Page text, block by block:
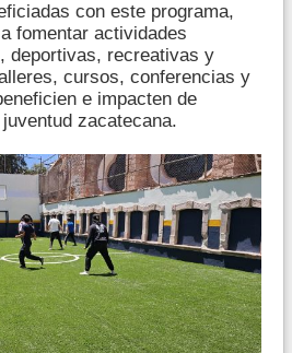
con este programa,
fomentar actividades
deportivas, recreativas y
cursos, conferencias y
e impacten de
zacatecana.